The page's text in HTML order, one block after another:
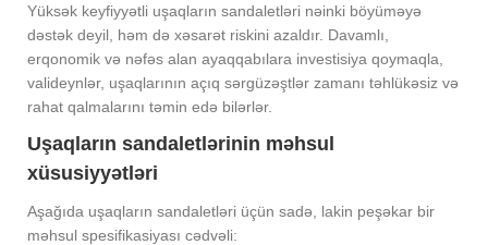
Yüksək keyfiyyətli uşaqların sandaletləri nəinki böyüməyə
dəstək deyil, həm də xəsarət riskini azaldır. Davamlı,
erqonomik və nəfəs alan ayaqqabılara investisiya qoymaqla,
valideynlər, uşaqlarının açıq sərgüzəştlər zamanı təhlükəsiz və
rahat qalmalarını təmin edə bilərlər.
Uşaqların sandaletlərinin məhsul
xüsusiyyətləri
Aşağıda uşaqların sandaletləri üçün sadə, lakin peşəkar bir
məhsul spesifikasiyası cədvəli: